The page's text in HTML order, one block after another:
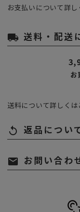
お支払いについて詳し
local_shipping 送料・配送
お
送料について詳しくは
replay 返品につい
mail お問い合わ